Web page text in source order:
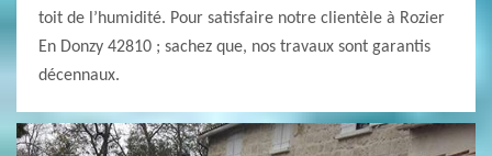
toit de l’humidité. Pour satisfaire notre clientèle à Rozier
En Donzy 42810 ; sachez que, nos travaux sont garantis
décennaux.